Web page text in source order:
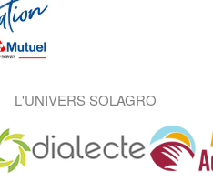
L'UNIVERS SOLAGRO